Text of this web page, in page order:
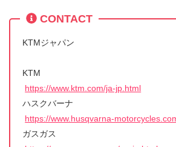
CONTACT
KTMジャパン
KTM
https://www.ktm.com/ja-jp.html
ハスクバーナ
https://www.husqvarna-
ガスガス